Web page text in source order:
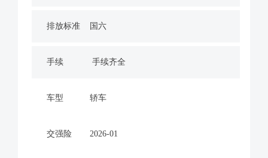
排放标准 国六
手续 手续齐全
车型 轿车
交强险 2026-01